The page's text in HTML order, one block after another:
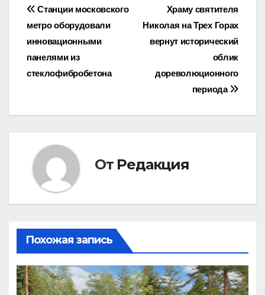
Навигация
по
записям
Храму святителя
Николая на Трех Горах
вернут исторический
облик
дореволюционного
периода
Станции московского
метро оборудовали
инновационными
панелями из
стеклофибробетона
От Редакция
Похожая запись